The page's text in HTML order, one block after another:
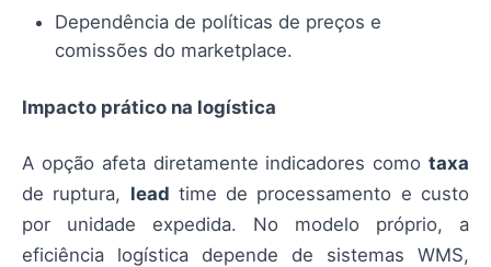
Dependência de políticas de preços e
comissões do marketplace.
Impacto prático na logística
A opção afeta diretamente indicadores como taxa
de ruptura, lead time de processamento e custo
por unidade expedida. No modelo próprio, a
eficiência logística depende de sistemas WMS,